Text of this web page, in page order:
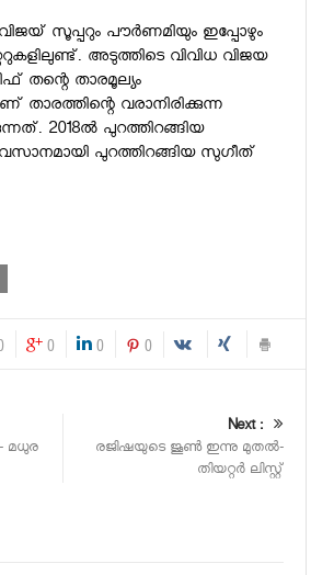
സൂപ്പറും പൗര്‍ണമിയും ഇപ്പോഴും
അടുത്തിടെ വിവിധ വിജയ
തന്റെ താരമൂല്യം
താരത്തിന്റെ വരാനിരിക്കുന്ന
2018ല്‍ പുറത്തിറങ്ങിയ
പുറത്തിറങ്ങിയ സുഗീത്
0 0 0
മധുര
Next :
രജിഷയുടെ ജൂണ്‍ ഇന്നു മുതല്‍-
തിയറ്റര്‍ ലിസ്റ്റ്